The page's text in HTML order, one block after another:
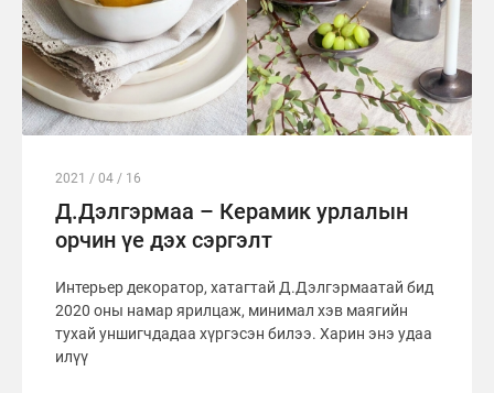
2021 / 04 / 16
Д.Дэлгэрмаа – Керамик урлалын
орчин үе дэх сэргэлт
Интерьер декоратор, хатагтай Д.Дэлгэрмаатай бид
2020 оны намар ярилцаж, минимал хэв маягийн
тухай уншигчдадаа хүргэсэн билээ. Харин энэ удаа
илүү